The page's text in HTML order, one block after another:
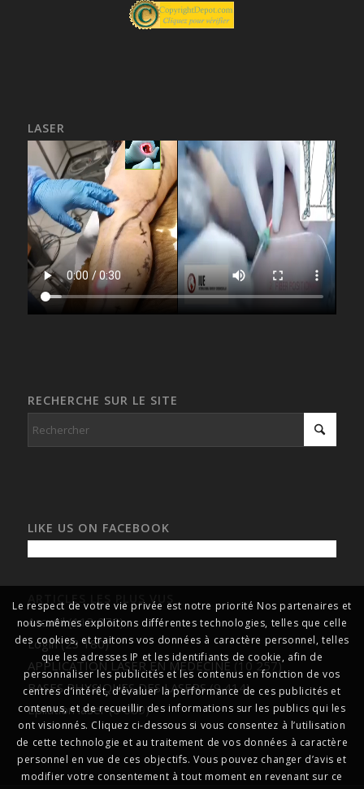
LASER
RECHERCHE SUR LE SITE
LIKE US ON FACEBOOK
ARTICLES LES PLUS VUS
Accueil (113 072)
Login (23 180)
APPLICATION LASER EN MEDECINE (10 257)
BASES PHYSIQUES DES LASERS (9 414)
Epilation laser (6 689)
Le respect de votre vie privée est notre priorité Nos partenaires et
nous-mêmes exploitons différentes technologies, telles que celle
des cookies, et traitons vos données à caractère personnel, telles
que les adresses IP et les identifiants de cookie, afin de
personnaliser les publicités et les contenus en fonction de vos
centres d’intérêt, d’évaluer la performance de ces publicités et
contenus, et de recueillir des informations sur les publics qui les
ont visionnés. Cliquez ci-dessous si vous consentez à l’utilisation
de cette technologie et au traitement de vos données à caractère
personnel en vue de ces objectifs. Vous pouvez changer d’avis et
modifier votre consentement à tout moment en revenant sur ce